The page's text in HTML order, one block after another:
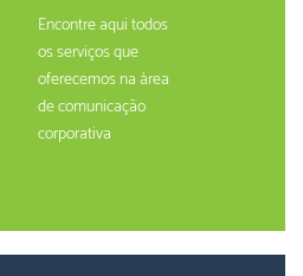
Encontre aqui todos
os serviços que
oferecemos na àrea
de comunicação
corporativa